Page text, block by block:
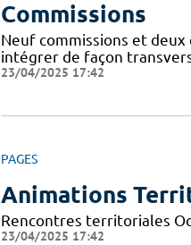
Commissions
Neuf commissions et
intégrer de façon
23/04/2025 17:42
PAGES
Animations
Rencontres territoriales
23/04/2025 17:42